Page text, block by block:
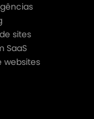
sites
SaaS
websites